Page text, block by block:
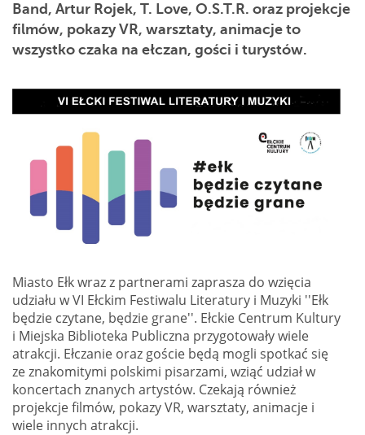
Band, Artur Rojek, T. Love, O.S.T.R. oraz projekcje
filmów, pokazy VR, warsztaty, animacje to
wszystko czaka na ełczan, gości i turystów.
Miasto Ełk wraz z partnerami zaprasza do wzięcia
udziału w VI Ełckim Festiwalu Literatury i Muzyki ''Ełk
będzie czytane, będzie grane''. Ełckie Centrum Kultury
i Miejska Biblioteka Publiczna przygotowały wiele
atrakcji. Ełczanie oraz goście będą mogli spotkać się
ze znakomitymi polskimi pisarzami, wziąć udział w
koncertach znanych artystów. Czekają również
projekcje filmów, pokazy VR, warsztaty, animacje i
wiele innych atrakcji.